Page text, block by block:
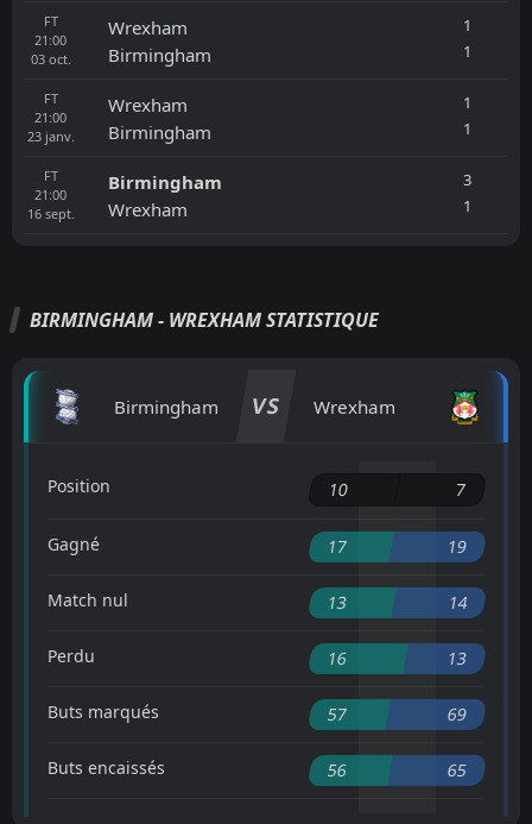
FT
21:00
03 oct.
Wrexham
Birmingham
1
1
FT
21:00
23 janv.
Wrexham
Birmingham
1
1
FT
21:00
16 sept.
Birmingham
Wrexham
3
1
BIRMINGHAM - WREXHAM STATISTIQUE
Birmingham VS Wrexham
Position 10 7
Gagné 17 19
Match nul 13 14
Perdu 16 13
Buts marqués 57 69
Buts encaissés 56 65